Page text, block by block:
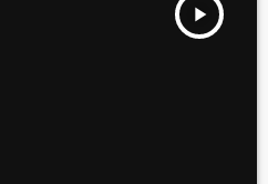
play_arrow